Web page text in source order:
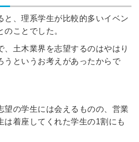
と、理系学生が比較的多いイベン
のことでした。
、土木業界を志望するのはやはり
うというお考えがあったからで
望の学生には会えるものの、営業
は着座してくれた学生の1割にも